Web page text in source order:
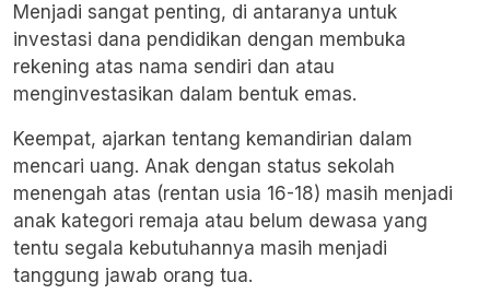
Menjadi sangat penting, di antaranya untuk
investasi dana pendidikan dengan membuka
rekening atas nama sendiri dan atau
menginvestasikan dalam bentuk emas.
Keempat, ajarkan tentang kemandirian dalam
mencari uang. Anak dengan status sekolah
menengah atas (rentan usia 16-18) masih menjadi
anak kategori remaja atau belum dewasa yang
tentu segala kebutuhannya masih menjadi
tanggung jawab orang tua.